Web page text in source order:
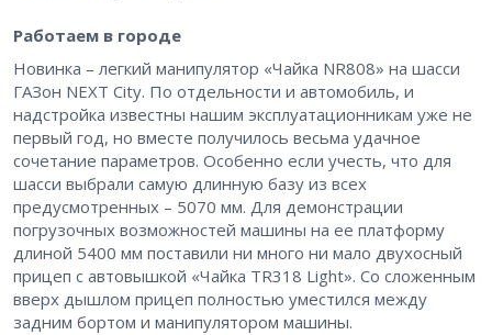
Работаем в городе
Новинка – легкий манипулятор «Чайка NR808» на шасси
ГАЗон NEXT City. По отдельности и автомобиль, и
надстройка известны нашим эксплуатационникам уже не
первый год, но вместе получилось весьма удачное
сочетание параметров. Особенно если учесть, что для
шасси выбрали самую длинную базу из всех
предусмотренных – 5070 мм. Для демонстрации
погрузочных возможностей машины на ее платформу
длиной 5400 мм поставили ни много ни мало двухосный
прицеп с автовышкой «Чайка TR318 Light». Со сложенным
вверх дышлом прицеп полностью уместился между
задним бортом и манипулятором машины.